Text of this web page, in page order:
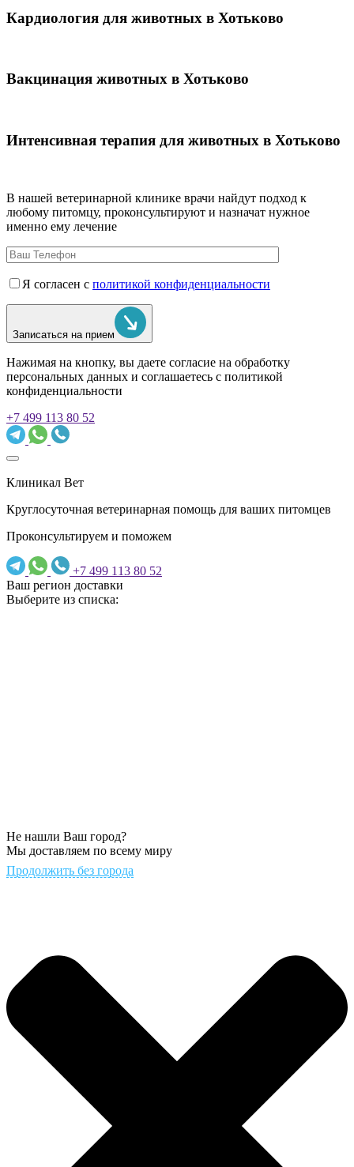
Кардиология для животных в Хотьково
Вакцинация животных в Хотьково
Интенсивная терапия для животных в Хотьково
В нашей ветеринарной клинике врачи найдут подход к
любому питомцу, проконсультируют и назначат нужное
именно ему лечение
Я согласен с политикой конфиденциальности
Записаться на прием
Нажимая на кнопку, вы даете согласие на обработку
персональных данных и соглашаетесь c политикой
конфиденциальности
+7 499 113 80 52
Клиникал Вет
Круглосуточная ветеринарная помощь для ваших питомцев
Проконсультируем и поможем
+7 499 113 80 52
Ваш регион доставки
Выберите из списка:
Не нашли Ваш город?
Мы доставляем по всему миру
Продолжить без города